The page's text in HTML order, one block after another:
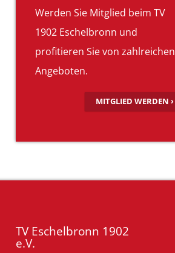
Werden Sie Mitglied beim TV
1902 Eschelbronn und
profitieren Sie von zahlreichen
Angeboten.
MITGLIED WERDEN ›
TV Eschelbronn 1902
e.V.